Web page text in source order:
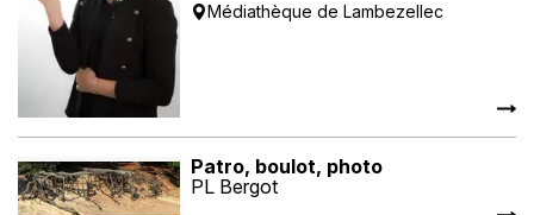
Médiathèque de Lambezellec
Patro, boulot, photo
PL Bergot